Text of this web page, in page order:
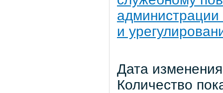
администрации
и
Дата
Количество